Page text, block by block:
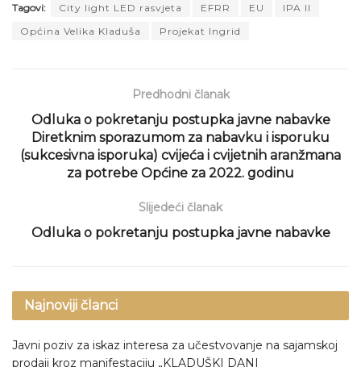
Tagovi: City light LED rasvjeta EFRR EU
IPA II
Općina Velika Kladuša
Projekat Ingrid
Predhodni članak
Odluka o pokretanju postupka javne nabavke
Diretknim sporazumom za nabavku i isporuku
(sukcesivna isporuka) cvijeća i cvijetnih aranžmana
za potrebe Općine za 2022. godinu
Slijedeći članak
Odluka o pokretanju postupka javne nabavke
Najnoviji članci
Javni poziv za iskaz interesa za učestvovanje na sajamskoj
prodaji kroz manifestaciju „KLADUŠKI DANI